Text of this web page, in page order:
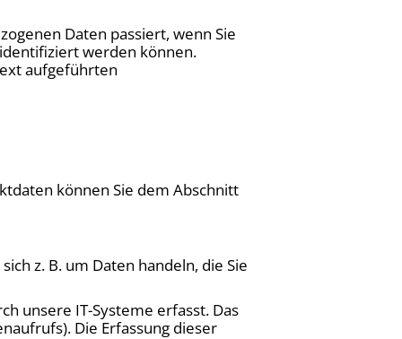
Daten passiert, wenn Sie
werden können.
aufgeführten
können Sie dem Abschnitt
z. B. um Daten handeln, die Sie
unsere IT-Systeme erfasst. Das
Die Erfassung dieser